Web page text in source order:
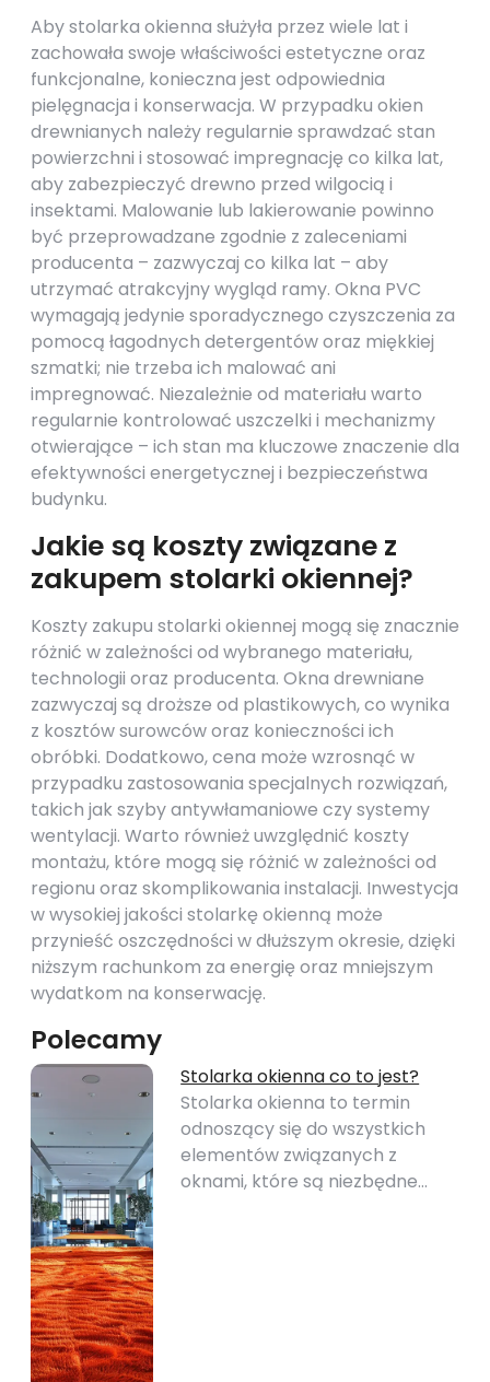
Aby stolarka okienna służyła przez wiele lat i
zachowała swoje właściwości estetyczne oraz
funkcjonalne, konieczna jest odpowiednia
pielęgnacja i konserwacja. W przypadku okien
drewnianych należy regularnie sprawdzać stan
powierzchni i stosować impregnację co kilka lat,
aby zabezpieczyć drewno przed wilgocią i
insektami. Malowanie lub lakierowanie powinno
być przeprowadzane zgodnie z zaleceniami
producenta – zazwyczaj co kilka lat – aby
utrzymać atrakcyjny wygląd ramy. Okna PVC
wymagają jedynie sporadycznego czyszczenia za
pomocą łagodnych detergentów oraz miękkiej
szmatki; nie trzeba ich malować ani
impregnować. Niezależnie od materiału warto
regularnie kontrolować uszczelki i mechanizmy
otwierające – ich stan ma kluczowe znaczenie dla
efektywności energetycznej i bezpieczeństwa
budynku.
Jakie są koszty związane z
zakupem stolarki okiennej?
Koszty zakupu stolarki okiennej mogą się znacznie
różnić w zależności od wybranego materiału,
technologii oraz producenta. Okna drewniane
zazwyczaj są droższe od plastikowych, co wynika
z kosztów surowców oraz konieczności ich
obróbki. Dodatkowo, cena może wzrosnąć w
przypadku zastosowania specjalnych rozwiązań,
takich jak szyby antywłamaniowe czy systemy
wentylacji. Warto również uwzględnić koszty
montażu, które mogą się różnić w zależności od
regionu oraz skomplikowania instalacji. Inwestycja
w wysokiej jakości stolarkę okienną może
przynieść oszczędności w dłuższym okresie, dzięki
niższym rachunkom za energię oraz mniejszym
wydatkom na konserwację.
Polecamy
Stolarka okienna co to jest?
Stolarka okienna to termin
odnoszący się do wszystkich
elementów związanych z
oknami, które są niezbędne…